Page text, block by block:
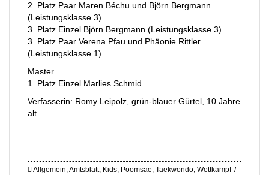
2. Platz Paar Maren Béchu und Björn Bergmann
(Leistungsklasse 3)
3. Platz Einzel Björn Bergmann (Leistungsklasse 3)
3. Platz Paar Verena Pfau und Phäonie Rittler
(Leistungsklasse 1)
Master
1. Platz Einzel Marlies Schmid
Verfasserin: Romy Leipolz, grün-blauer Gürtel, 10 Jahre
alt
Allgemein,Amtsblatt, Kids, Poomsae, Taekwondo, Wettkampf